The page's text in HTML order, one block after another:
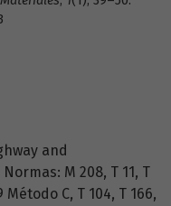
and
M 208, T 11, T
Método C, T 104, T 166,